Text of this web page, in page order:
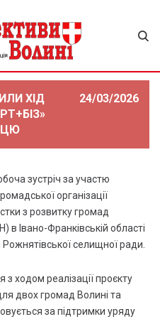
ХІД
24/03/2026
зустріч за участю
організації
з розвитку громад
Івано-Франківській області
селищної ради.
з ходом реалізації проєкту
двох громад Волині та
за підтримки уряду